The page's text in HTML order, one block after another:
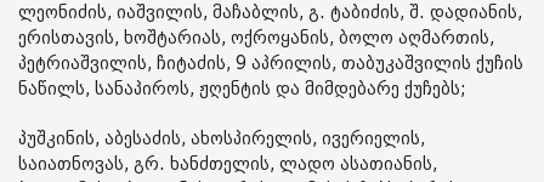
ლეონიძის, იაშვილის, მაჩაბლის, გ. ტაბიძის, შ. დადიანის,
ერისთავის, ხოშტარიას, ოქროყანის, ბოლო აღმართის,
პეტრიაშვილის, ჩიტაძის, 9 აპრილის, თაბუკაშვილის ქუჩის
ნაწილს, სანაპიროს, ჟღენტის და მიმდებარე ქუჩებს;
პუშკინის, აბესაძის, ახოსპირელის, ივერიელის,
საიათნოვას, გრ. ხანძთელის, ლადო ასათიანის,